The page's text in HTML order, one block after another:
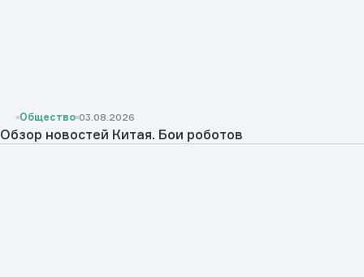
Общество 03.08.2026
Обзор новостей Китая. Бои роботов